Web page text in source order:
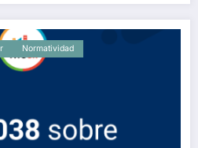
Normatividad